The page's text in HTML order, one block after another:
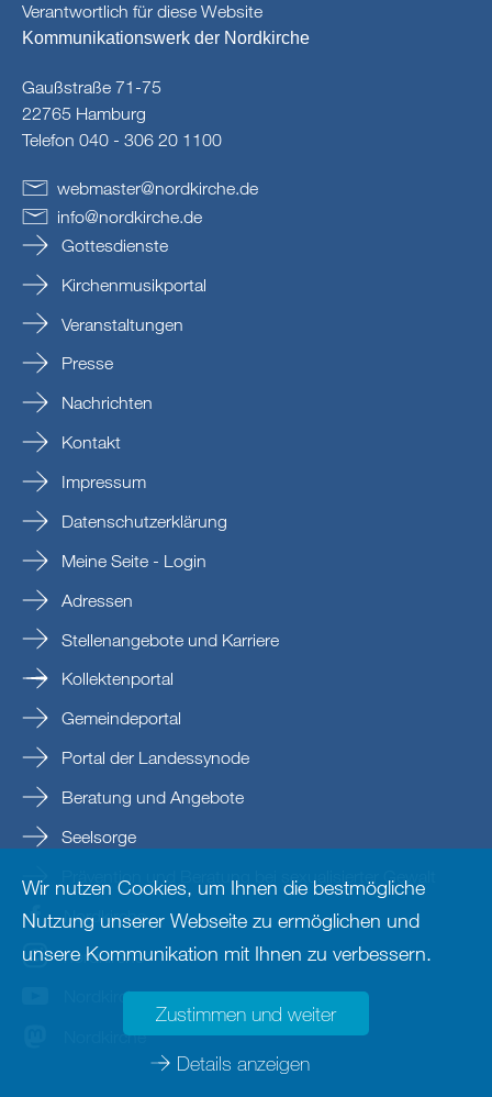
Verantwortlich für diese Website
Kommunikationswerk der Nordkirche
Gaußstraße 71-75
22765 Hamburg
Telefon 040 - 306 20 1100
webmaster@nordkirche.de
info@nordkirche.de
Gottesdienste
Kirchenmusikportal
Veranstaltungen
Presse
Nachrichten
Kontakt
Impressum
Datenschutzerklärung
Meine Seite - Login
Adressen
Stellenangebote und Karriere
Kollektenportal
Gemeindeportal
Portal der Landessynode
Beratung und Angebote
Seelsorge
Prävention und Beratung bei sexualisierter Gewalt
Nordkirche
nordkirche
Nordkirche
Nordkirche
Wir nutzen Cookies, um Ihnen die bestmögliche
Nutzung unserer Webseite zu ermöglichen und
unsere Kommunikation mit Ihnen zu verbessern.
Zustimmen und weiter
Details anzeigen